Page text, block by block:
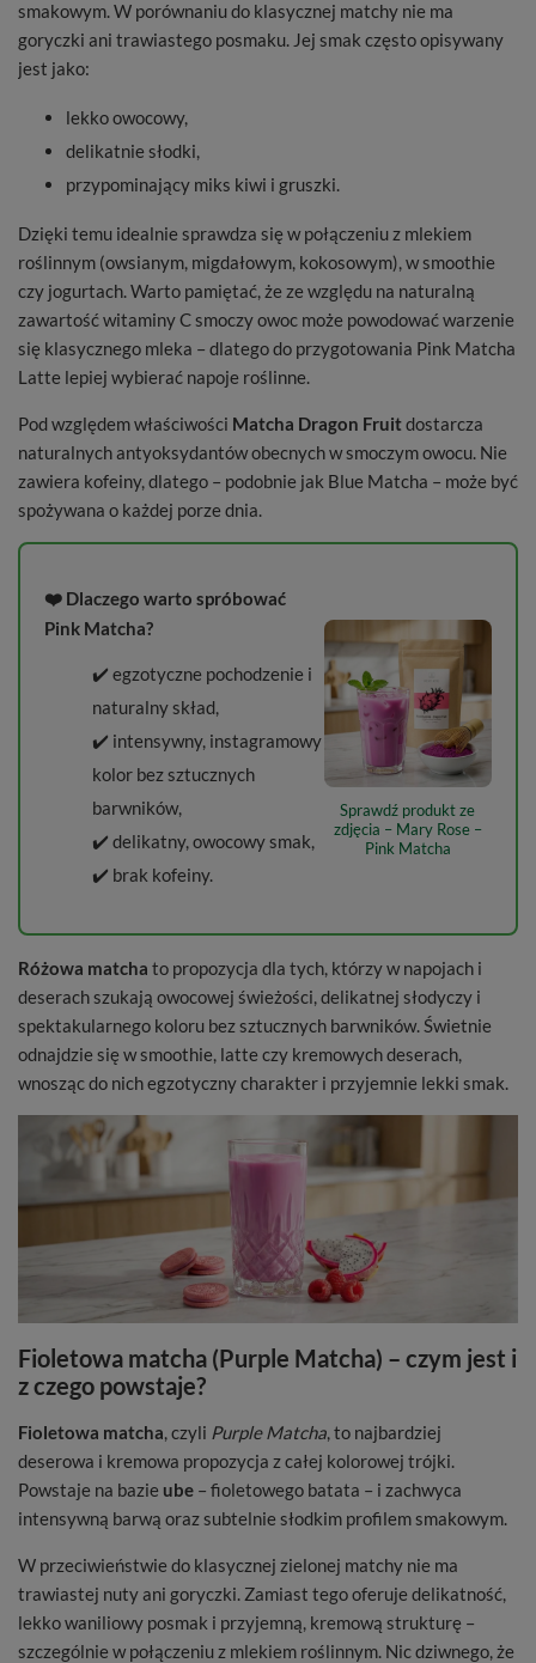
smakowym. W porównaniu do klasycznej matchy nie ma
goryczki ani trawiastego posmaku. Jej smak często opisywany
jest jako:
lekko owocowy,
delikatnie słodki,
przypominający miks kiwi i gruszki.
Dzięki temu idealnie sprawdza się w połączeniu z mlekiem
roślinnym (owsianym, migdałowym, kokosowym), w smoothie
czy jogurtach. Warto pamiętać, że ze względu na naturalną
zawartość witaminy C smoczy owoc może powodować warzenie
się klasycznego mleka – dlatego do przygotowania Pink Matcha
Latte lepiej wybierać napoje roślinne.
Pod względem właściwości Matcha Dragon Fruitdostarcza
naturalnych antyoksydantów obecnych w smoczym owocu. Nie
zawiera kofeiny, dlatego – podobnie jak Blue Matcha – może być
spożywana o każdej porze dnia.
❤️ Dlaczego warto spróbować
Pink Matcha?
✔️ egzotyczne pochodzenie i
naturalny skład,
✔️ intensywny, instagramowy
kolor bez sztucznych
barwników,
✔️ delikatny, owocowy smak,
✔️ brak kofeiny.
Sprawdź produkt ze
zdjęcia – Mary Rose –
Pink Matcha
Różowa matcha to propozycja dla tych, którzy w napojach i
deserach szukają owocowej świeżości, delikatnej słodyczy i
spektakularnego koloru bez sztucznych barwników. Świetnie
odnajdzie się w smoothie, latte czy kremowych deserach,
wnosząc do nich egzotyczny charakter i przyjemnie lekki smak.
Fioletowa matcha (Purple Matcha) – czym jest i
z czego powstaje?
Fioletowa matcha, czyli Purple Matcha, to najbardziej
deserowa i kremowa propozycja z całej kolorowej trójki.
Powstaje na bazie ube – fioletowego batata – i zachwyca
intensywną barwą oraz subtelnie słodkim profilem smakowym.
W przeciwieństwie do klasycznej zielonej matchy nie ma
trawiastej nuty ani goryczki. Zamiast tego oferuje delikatność,
lekko waniliowy posmak i przyjemną, kremową strukturę –
szczególnie w połączeniu z mlekiem roślinnym. Nic dziwnego, że